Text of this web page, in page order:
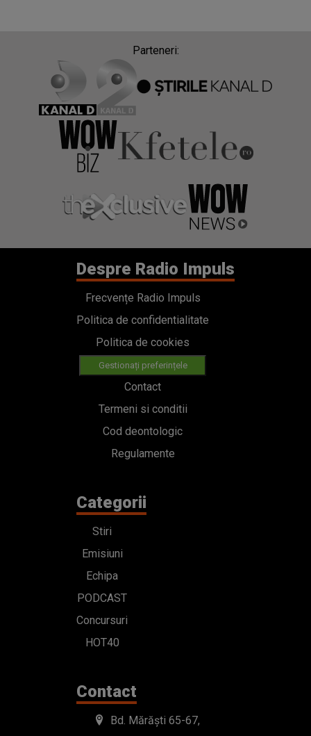
Parteneri:
Despre Radio Impuls
Frecvențe Radio Impuls
Politica de confidentialitate
Politica de cookies
Gestionați preferințele
Contact
Termeni si conditii
Cod deontologic
Regulamente
Categorii
Stiri
Emisiuni
Echipa
PODCAST
Concursuri
HOT40
Contact
Bd. Mărăști 65-67,